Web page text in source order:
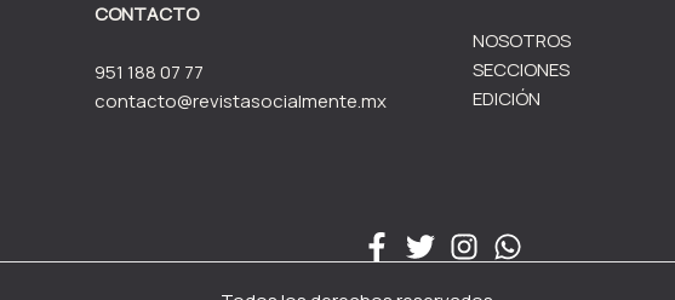
CONTACTO
951 188 07 77
contacto@revistasocialmente.mx
NOSOTROS
SECCIONES
EDICIÓN